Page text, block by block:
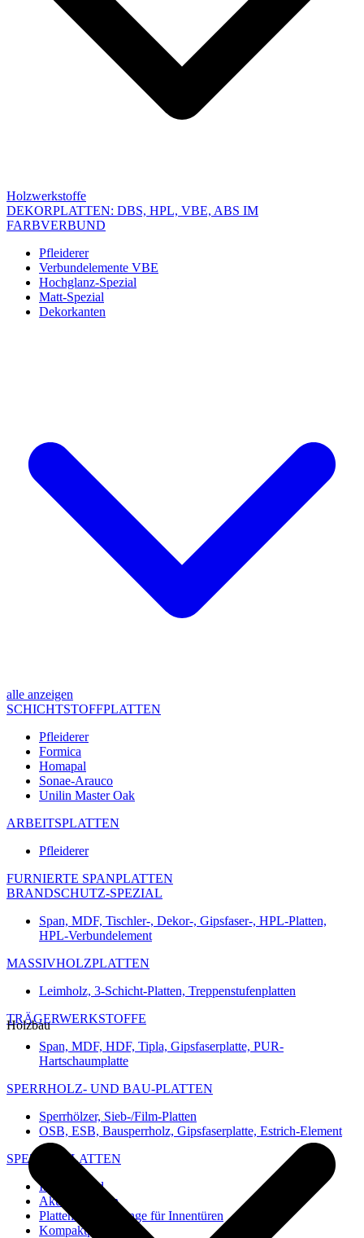
Holzwerkstoffe
DEKORPLATTEN: DBS, HPL, VBE, ABS IM
FARBVERBUND
Pfleiderer
Verbundelemente VBE
Hochglanz-Spezial
Matt-Spezial
Dekorkanten
alle anzeigen
SCHICHTSTOFFPLATTEN
Pfleiderer
Formica
Homapal
Sonae-Arauco
Unilin Master Oak
ARBEITSPLATTEN
Pfleiderer
FURNIERTE SPANPLATTEN
BRANDSCHUTZ-SPEZIAL
Span, MDF, Tischler-, Dekor-, Gipsfaser-, HPL-Platten,
HPL-Verbundelement
MASSIVHOLZPLATTEN
Leimholz, 3-Schicht-Platten, Treppenstufenplatten
TRÄGERWERKSTOFFE
Span, MDF, HDF, Tipla, Gipsfaserplatte, PUR-
Hartschaumplatte
SPERRHOLZ- UND BAU-PLATTEN
Sperrhölzer, Sieb-/Film-Platten
OSB, ESB, Bausperrholz, Gipsfaserplatte, Estrich-Element
SPEZIAL-PLATTEN
Imi-Verbund
Akustik-Platten
Platten und Rohlinge für Innentüren
Kompaktplatten
Holzbau